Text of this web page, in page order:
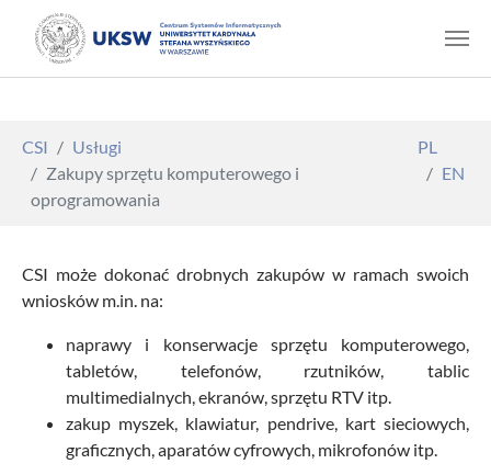
CSI
Usługi
Zakupy sprzętu komputerowego i
oprogramowania
PL
EN
CSI może dokonać drobnych zakupów w ramach swoich
wniosków m.in. na:
naprawy i konserwacje sprzętu komputerowego,
tabletów, telefonów, rzutników, tablic
multimedialnych, ekranów, sprzętu RTV itp.
zakup myszek, klawiatur, pendrive, kart sieciowych,
graficznych, aparatów cyfrowych, mikrofonów itp.